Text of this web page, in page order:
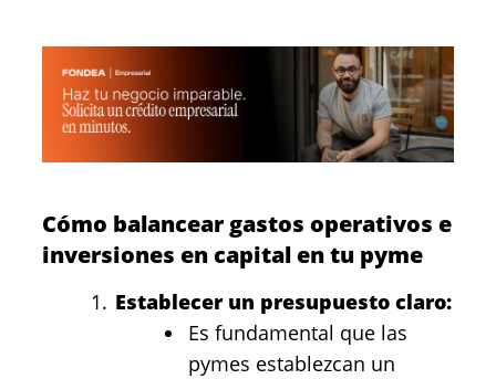
Cómo balancear gastos operativos e
inversiones en capital en tu pyme
Establecer un presupuesto claro:
Es fundamental que las
pymes establezcan un